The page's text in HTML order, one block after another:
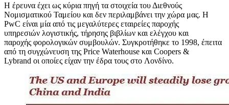
Η έρευνα έχει ως κύρια πηγή τα στοιχεία του Διεθνούς
Νομισματικού Ταμείου και δεν περιλαμβάνει την χώρα μας. Η
PwC είναι μία από τις μεγαλύτερες εταιρείες παροχής
υπηρεσιών λογιστικής, τήρησης βιβλίων και ελέγχου και
παροχής φορολογικών συμβουλών. Συγκροτήθηκε το 1998, έπειτα
από τη συγχώνευση της Price Waterhouse και Coopers &
Lybrand οι οποίες είχαν την έδρα τους στο Λονδίνο.